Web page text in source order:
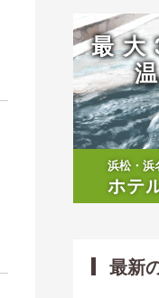
最
浜松・浜
ホテ
最新